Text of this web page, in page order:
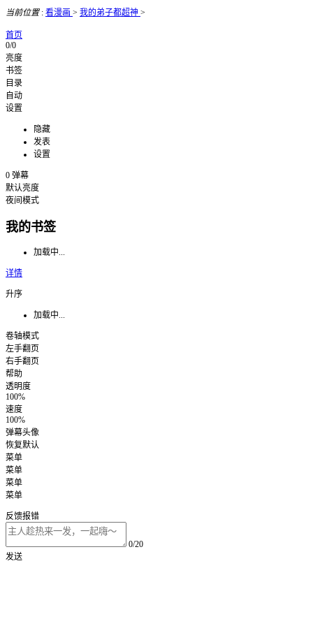
当前位置: 看漫画 > 我的弟子都超神 >
首页
0/0
亮度
书签
目录
自动
设置
隐藏
发表
设置
0 弹幕
默认亮度
夜间模式
我的书签
加载中...
详情
升序
加载中...
卷轴模式
左手翻页
右手翻页
帮助
透明度
100%
速度
100%
弹幕头像
恢复默认
菜单
菜单
菜单
菜单
反馈报错
0/20
发送